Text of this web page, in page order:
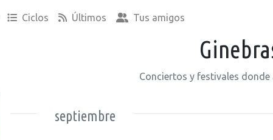
Ciclos Últimos Tus amigos
Conciertos y festivales donde
septiembre